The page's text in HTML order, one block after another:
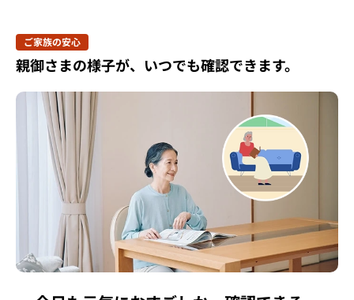
ご家族の安心
親御さまの様子が、いつでも確認できます。